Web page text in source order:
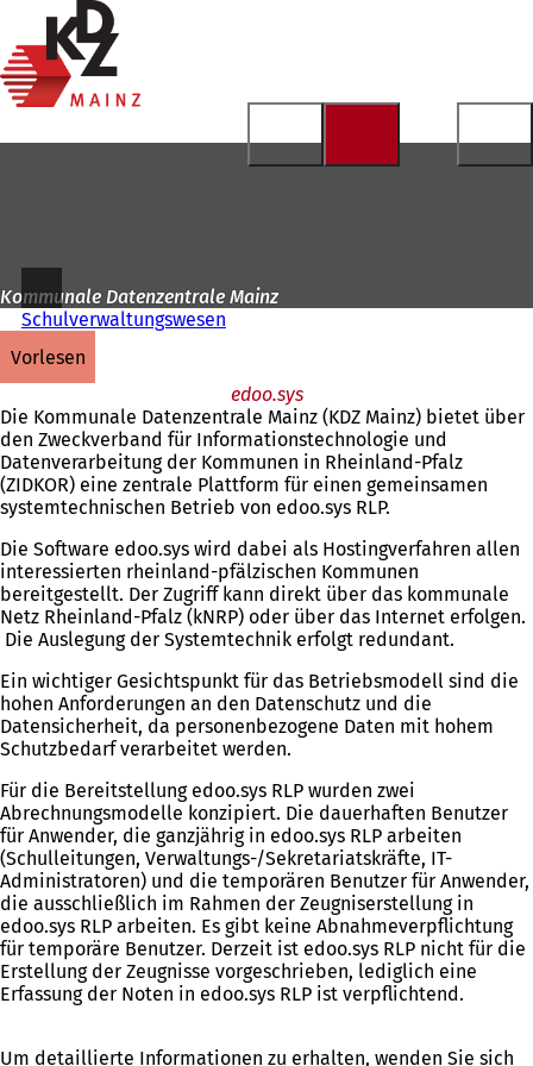
Inhalt anspringen
Startseite
Kommunale Datenzentrale Mainz
Schulverwaltungswesen
vorlesen
edoo.sys
Die Kommunale Datenzentrale Mainz (KDZ Mainz) bietet über
den Zweckverband für Informationstechnologie und
Datenverarbeitung der Kommunen in Rheinland-Pfalz
(ZIDKOR) eine zentrale Plattform für einen gemeinsamen
systemtechnischen Betrieb von edoo.sys RLP.
Die Software edoo.sys wird dabei als Hostingverfahren allen
interessierten rheinland-pfälzischen Kommunen
bereitgestellt. Der Zugriff kann direkt über das kommunale
Netz Rheinland-Pfalz (kNRP) oder über das Internet erfolgen.
Die Auslegung der Systemtechnik erfolgt redundant.
Ein wichtiger Gesichtspunkt für das Betriebsmodell sind die
hohen Anforderungen an den Datenschutz und die
Datensicherheit, da personenbezogene Daten mit hohem
Schutzbedarf verarbeitet werden.
Für die Bereitstellung edoo.sys RLP wurden zwei
Abrechnungsmodelle konzipiert. Die dauerhaften Benutzer
für Anwender, die ganzjährig in edoo.sys RLP arbeiten
(Schulleitungen, Verwaltungs-/Sekretariatskräfte, IT-
Administratoren) und die temporären Benutzer für Anwender,
die ausschließlich im Rahmen der Zeugniserstellung in
edoo.sys RLP arbeiten. Es gibt keine Abnahmeverpflichtung
für temporäre Benutzer. Derzeit ist edoo.sys RLP nicht für die
Erstellung der Zeugnisse vorgeschrieben, lediglich eine
Erfassung der Noten in edoo.sys RLP ist verpflichtend.
Um detaillierte Informationen zu erhalten, wenden Sie sich